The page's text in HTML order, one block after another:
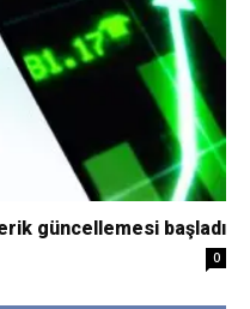
güncellemesi başladı
0